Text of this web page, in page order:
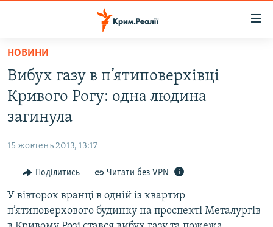
Перейти
основного
матеріалу
Перейти
до
основної
Перейти
пошуку
НОВИНИ
ВОДА.КРИМ
ВІДЕО ТА ФОТО
БЛОГИ
ПОГЛЯД
ІНТЕРВ'Ю
ВСЕ ЗА ДЕНЬ
НОВИНИ
Вибух газу в п’ятиповерхівці
Кривого Рогу: одна людина
загинула
15 жовтень 2013, 13:17
Поділитись Читати без VPN
У вівторок вранці в одній із квартир
п’ятиповерхового будинку на проспекті Металургів